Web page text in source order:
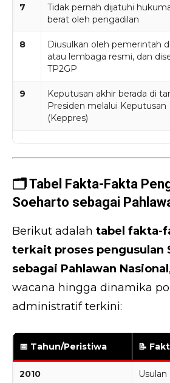
7
Tidak pernah dijatuhi
berat oleh pengadilan
8
Diusulkan oleh pemerintah
atau lembaga resmi, dan
TP2GP
9
Keputusan akhir berada di
Presiden melalui Keputusan
(Keppres)
🗂️ Tabel Fakta-Fakta
Soeharto sebagai
Berikut adalah tabel fakta-
terkait proses pengusulan
sebagai Pahlawan Nasional
wacana hingga dinamika
administratif terkini:
📅 Tahun/Peristiwa 📝
2010